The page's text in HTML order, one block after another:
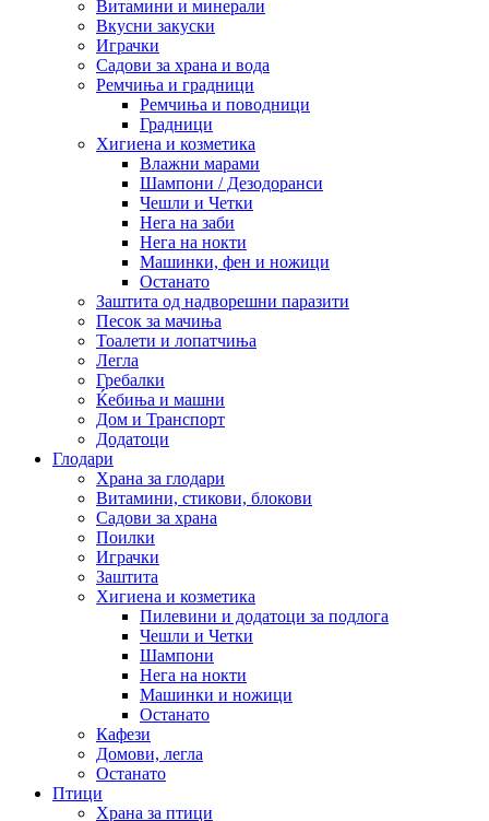
Витамини и минерали
Вкусни закуски
Играчки
Садови за храна и вода
Ремчиња и градници
Ремчиња и поводници
Градници
Хигиена и козметика
Влажни марами
Шампони / Дезодоранси
Чешли и Четки
Нега на заби
Нега на нокти
Машинки, фен и ножици
Останато
Заштита од надворешни паразити
Песок за мачиња
Тоалети и лопатчиња
Легла
Гребалки
Ќебиња и машни
Дом и Транспорт
Додатоци
Глодари
Храна за глодари
Витамини, стикови, блокови
Садови за храна
Поилки
Играчки
Заштита
Хигиена и козметика
Пилевини и додатоци за подлога
Чешли и Четки
Шампони
Нега на нокти
Машинки и ножици
Останато
Кафези
Домови, легла
Останато
Птици
Храна за птици